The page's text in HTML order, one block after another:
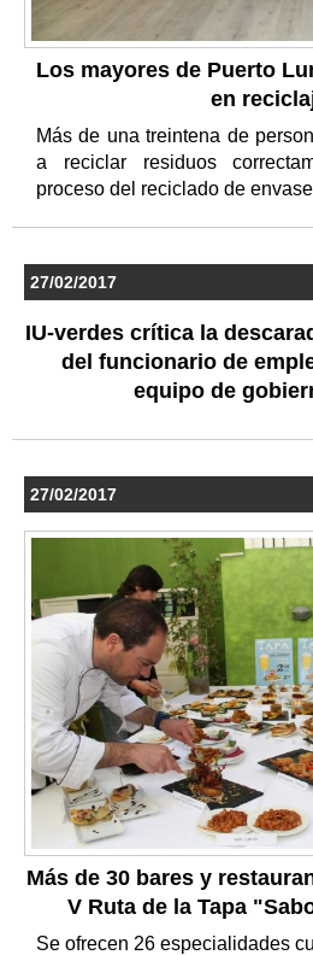
Los mayores de Puerto
en
Más de una treintena de
a reciclar residuos
proceso del reciclado de
27/02/2017
IU-verdes crítica la
del funcionario de
equipo de
27/02/2017
Más de 30 bares y
V Ruta de la Tapa
Se ofrecen 26 especialidades